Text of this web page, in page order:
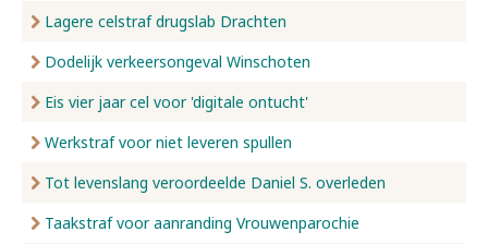
Lagere celstraf drugslab Drachten
Dodelijk verkeersongeval Winschoten
Eis vier jaar cel voor 'digitale ontucht'
Werkstraf voor niet leveren spullen
Tot levenslang veroordeelde Daniel S. overleden
Taakstraf voor aanranding Vrouwenparochie